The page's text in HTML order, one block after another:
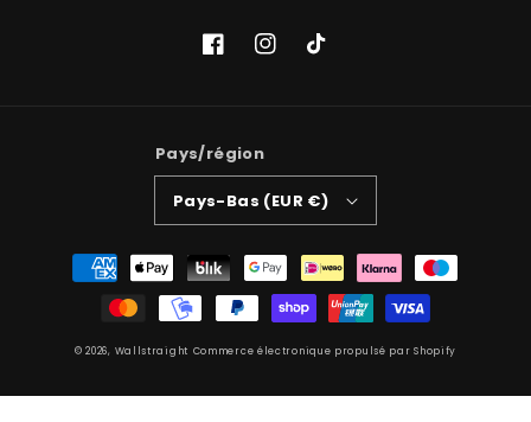
FacebookInstagram
TikTok
Pays/région
Pays-Bas (EUR €)
Moyens
paiement
© 2026, Wallstraight Commerce électronique propulsé par Shopify